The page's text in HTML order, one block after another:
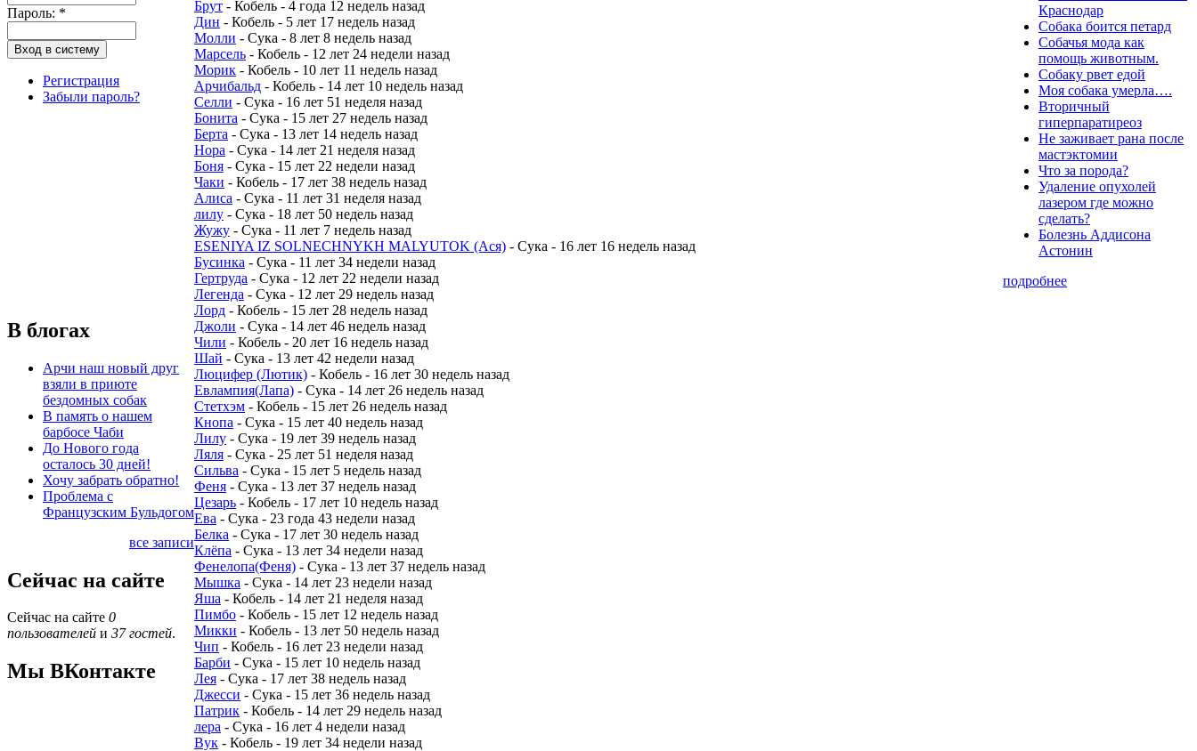
Пароль: *
Регистрация
Забыли пароль?
В блогах
Арчи наш новый друг
взяли в приюте
бездомных собак
В память о нашем
барбосе Чаби
До Нового года
осталось 30 дней!
Хочу забрать обратно!
Проблема с
Французским Бульдогом
все записи
Сейчас на сайте
Сейчас на сайте 0
пользователей и 37 гостей.
Мы ВКонтакте
Брут - Кобель - 4 года 12 недель назад
Дин - Кобель - 5 лет 17 недель назад
Молли - Сука - 8 лет 8 недель назад
Марсель - Кобель - 12 лет 24 недели назад
Морик - Кобель - 10 лет 11 недель назад
Арчибальд - Кобель - 14 лет 10 недель назад
Селли - Сука - 16 лет 51 неделя назад
Бонита - Сука - 15 лет 27 недель назад
Берта - Сука - 13 лет 14 недель назад
Нора - Сука - 14 лет 21 неделя назад
Боня - Сука - 15 лет 22 недели назад
Чаки - Кобель - 17 лет 38 недель назад
Алиса - Сука - 11 лет 31 неделя назад
лилу - Сука - 18 лет 50 недель назад
Жужу - Сука - 11 лет 7 недель назад
ESENIYA IZ SOLNECHNYKH MALYUTOK (Ася) - Сука - 16 лет 16 недель назад
Бусинка - Сука - 11 лет 34 недели назад
Гертруда - Сука - 12 лет 22 недели назад
Легенда - Сука - 12 лет 29 недель назад
Лорд - Кобель - 15 лет 28 недель назад
Джоли - Сука - 14 лет 46 недель назад
Чили - Кобель - 20 лет 16 недель назад
Шай - Сука - 13 лет 42 недели назад
Люцифер (Лютик) - Кобель - 16 лет 30 недель назад
Евлампия(Лапа) - Сука - 14 лет 26 недель назад
Стетхэм - Кобель - 15 лет 26 недель назад
Кнопа - Сука - 15 лет 40 недель назад
Лилу - Сука - 19 лет 39 недель назад
Ляля - Сука - 25 лет 51 неделя назад
Сильва - Сука - 15 лет 5 недель назад
Феня - Сука - 13 лет 37 недель назад
Цезарь - Кобель - 17 лет 10 недель назад
Ева - Сука - 23 года 43 недели назад
Белка - Сука - 17 лет 30 недель назад
Клёпа - Сука - 13 лет 34 недели назад
Фенелопа(Феня) - Сука - 13 лет 37 недель назад
Мышка - Сука - 14 лет 23 недели назад
Яша - Кобель - 14 лет 21 неделя назад
Пимбо - Кобель - 15 лет 12 недель назад
Микки - Кобель - 13 лет 50 недель назад
Чип - Кобель - 16 лет 23 недели назад
Барби - Сука - 15 лет 10 недель назад
Лея - Сука - 17 лет 38 недель назад
Джесси - Сука - 15 лет 36 недель назад
Патрик - Кобель - 14 лет 29 недель назад
лера - Сука - 16 лет 4 недели назад
Вук - Кобель - 19 лет 34 недели назад
Краснодар
Собака боится петард
Собачья мода как
помощь животным.
Собаку рвет едой
Моя собака умерла….
Вторичный
гиперпаратиреоз
Не заживает рана после
мастэктомии
Что за порода?
Удаление опухолей
лазером где можно
сделать?
Болезнь Аддисона
Астонин
подробнее